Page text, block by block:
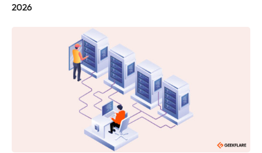
2026